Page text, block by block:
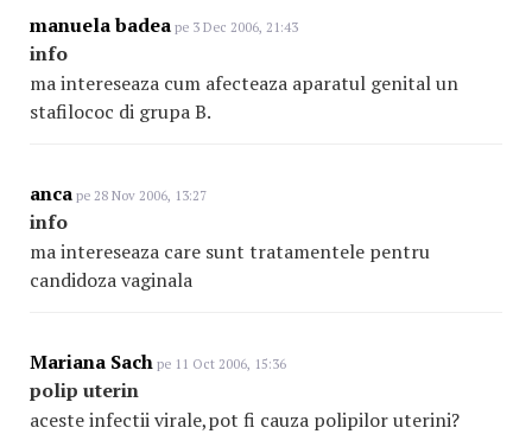
manuela badea pe 3 Dec 2006, 21:43
info
ma intereseaza cum afecteaza aparatul genital un
stafilococ di grupa B.
anca pe 28 Nov 2006, 13:27
info
ma intereseaza care sunt tratamentele pentru
candidoza vaginala
Mariana Sach pe 11 Oct 2006, 15:36
polip uterin
aceste infectii virale,pot fi cauza polipilor uterini?